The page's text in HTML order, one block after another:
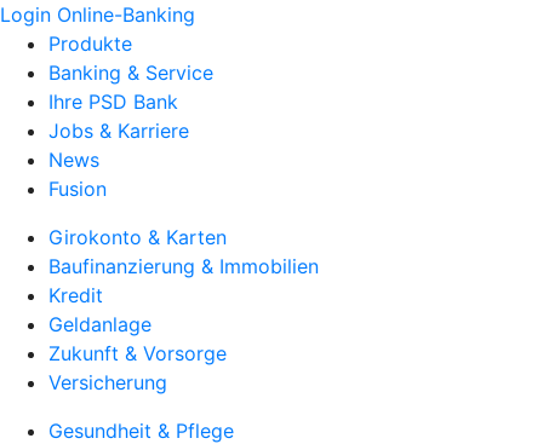
Login Online-Banking
Produkte
Banking & Service
Ihre PSD Bank
Jobs & Karriere
News
Fusion
Girokonto & Karten
Baufinanzierung & Immobilien
Kredit
Geldanlage
Zukunft & Vorsorge
Versicherung
Gesundheit & Pflege